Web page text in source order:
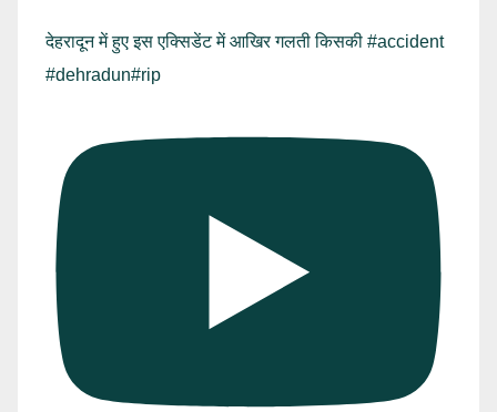
देहरादून में हुए इस एक्सिडेंट में आखिर गलती किसकी #accident
#dehradun#rip